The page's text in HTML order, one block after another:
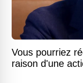
Vous pourriez
raison d'une